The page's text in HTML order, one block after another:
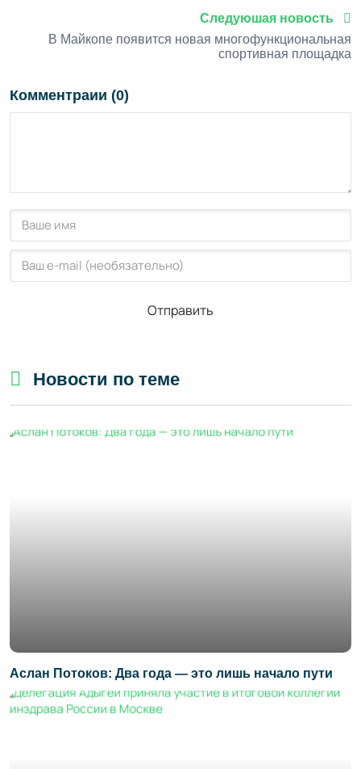
Следуюшая новость
В Майкопе появится новая многофункциональная
спортивная площадка
Комментраии (0)
Отправить
Новости по теме
Аслан Потоков: Два года — это лишь начало пути